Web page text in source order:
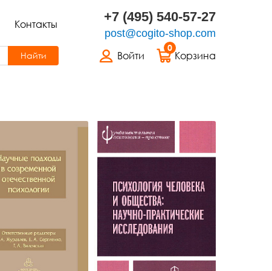
Контакты +7 (495) 540-57-27
post@cogito-shop.com
Войти
0
Корзина
Найти